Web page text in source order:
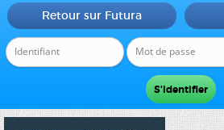
Retour sur Futura